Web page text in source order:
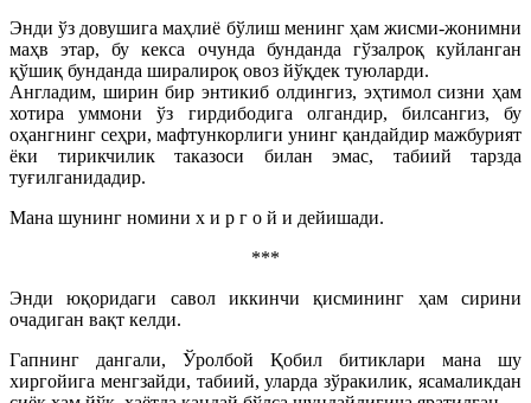
Энди ўз довушига маҳлиё бўлиш менинг ҳам жисми-жонимни
маҳв этар, бу кекса очунда бунданда гўзалроқ куйланган
қўшиқ бунданда ширалироқ овоз йўқдек туюларди.
Англадим, ширин бир энтикиб олдингиз, эҳтимол сизни ҳам
хотира уммони ўз гирдибодига олгандир, билсангиз, бу
оҳангнинг сеҳри, мафтункорлиги унинг қандайдир мажбурият
ёки тирикчилик таказоси билан эмас, табиий тарзда
туғилганидадир.
Мана шунинг номини х и р г о й и дейишади.
***
Энди юқоридаги савол иккинчи қисмининг ҳам сирини
очадиган вақт келди.
Гапнинг дангали, Ўролбой Қобил битиклари мана шу
хиргойига менгзайди, табиий, уларда зўракилик, ясамаликдан